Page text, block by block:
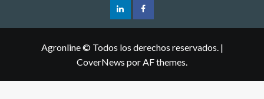
Agronline © Todos los derechos reservados. |
CoverNews por AF themes.